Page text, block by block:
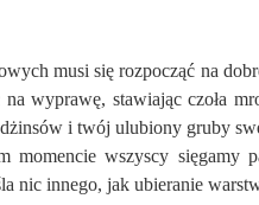
musi się rozpocząć na
wyprawę, stawiając czoła
i twój ulubiony gruby
wszyscy sięgamy
nic innego, jak ubieranie